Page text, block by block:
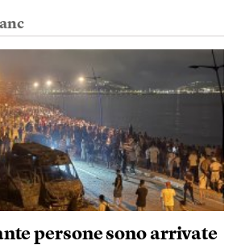
persone sono arrivate